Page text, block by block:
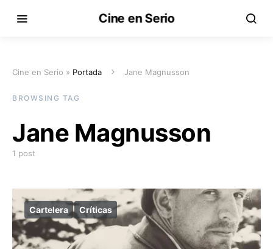
Cine en Serio
Cine en Serio » Portada Jane Magnusson
BROWSING TAG
Jane Magnusson
1 post
Cartelera Críticas